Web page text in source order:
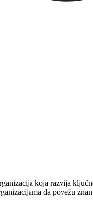
koja razvija
da povežu